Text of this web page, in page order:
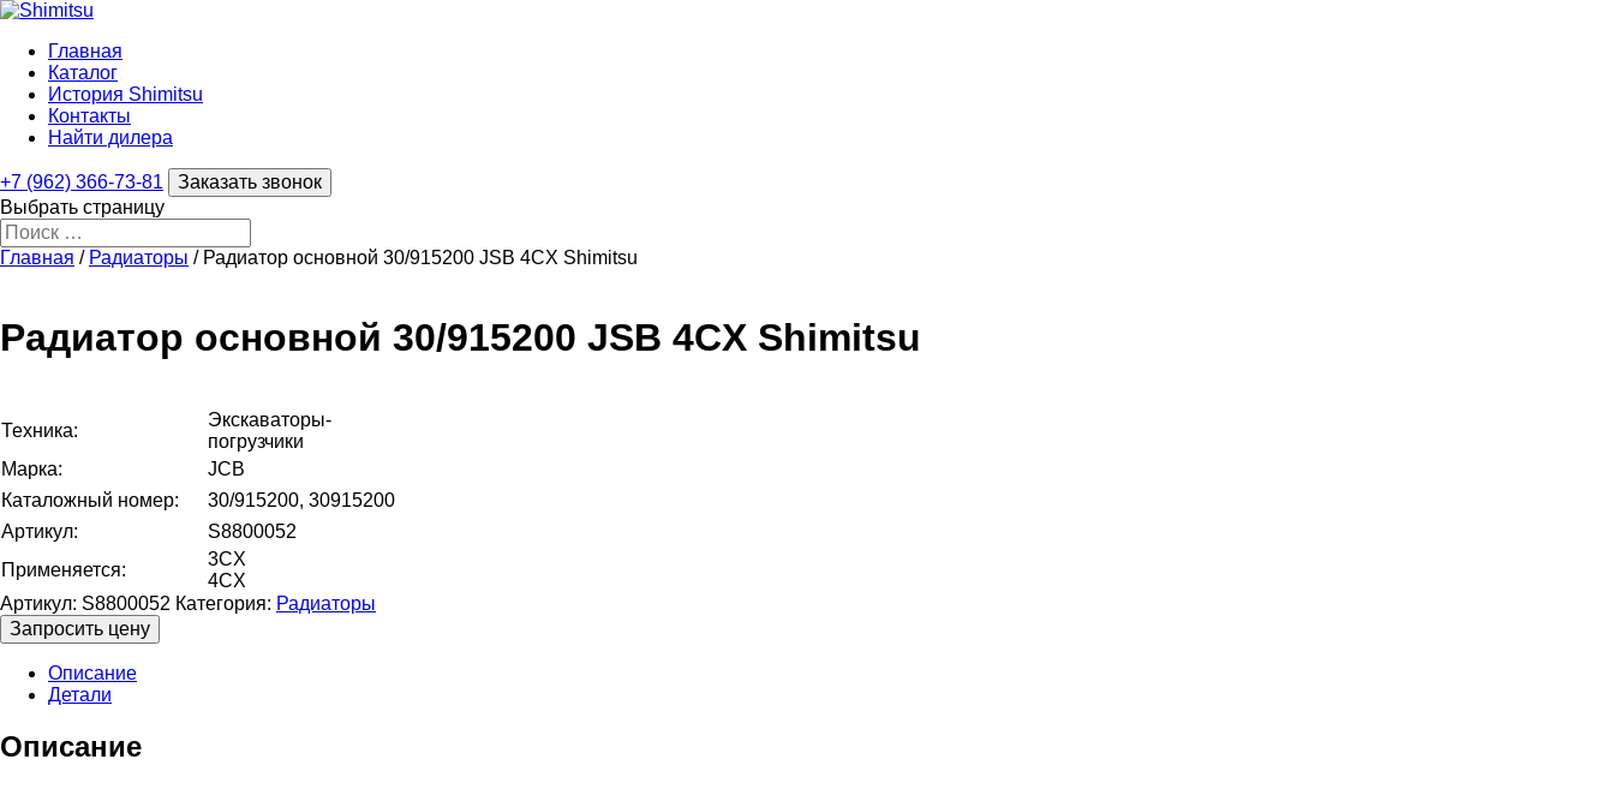
Главная
Каталог
История Shimitsu
Контакты
Найти дилера
+7 (962) 366-73-81
Заказать звонок
Выбрать страницу
Главная / Радиаторы / Радиатор основной 30/915200 JSB 4CX Shimitsu
Радиатор основной 30/915200 JSB 4CX Shimitsu
Техника:
Экскаваторы-
погрузчики
Марка:
JCB
Каталожный номер:
30/915200, 30915200
Артикул:
S8800052
Применяется:
3CX
4CX
Артикул: S8800052 Категория: Радиаторы
Запросить цену
Описание
Детали
Описание